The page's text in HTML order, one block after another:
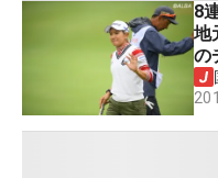
8
地
の